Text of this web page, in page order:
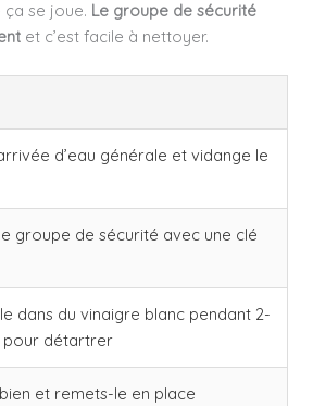
ça se joue. Le groupe de sécurité
et c’est facile à nettoyer.
d’eau générale et vidange le
groupe de sécurité avec une clé
dans du vinaigre blanc pendant 2-
pour détartrer
et remets-le en place